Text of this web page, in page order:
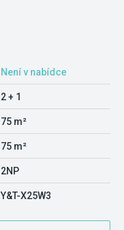
Není v nabídce
2 + 1
75 m²
75 m²
2NP
Y&T-X25W3